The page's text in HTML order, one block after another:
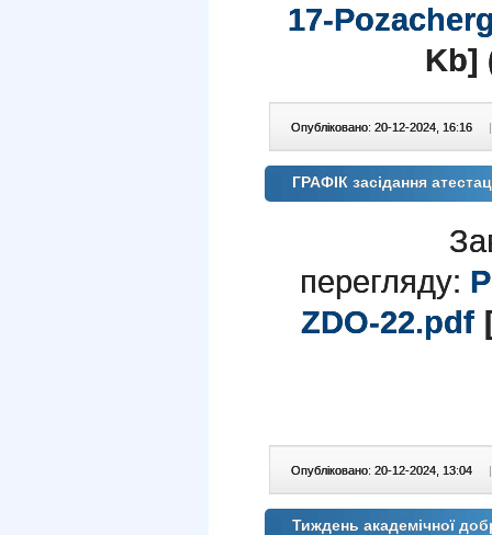
17-
Kb]
Опубліковано: 20-12-2024, 16:16 |
ГРАФІК засідання
перегляду:
ZDO-22.pdf
Опубліковано: 20-12-2024, 13:04 |
Тиждень академічної